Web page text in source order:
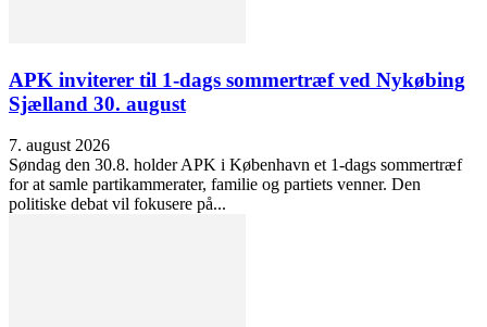
APK inviterer til 1-dags sommertræf ved Nykøbing
Sjælland 30. august
7. august 2026
Søndag den 30.8. holder APK i København et 1-dags sommertræf
for at samle partikammerater, familie og partiets venner. Den
politiske debat vil fokusere på...